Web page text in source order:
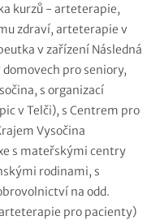
kurzů - arteterapie,
zdraví, arteterapie v
v zařízení Následná
pro seniory,
s organizací
v Telči), s Centrem pro
Vysočina
s mateřskými centry
rodinami, s
na odd.
pro pacienty)